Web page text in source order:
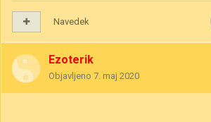
Navedek
Ezoterik
Objavljeno 7. maj 2020